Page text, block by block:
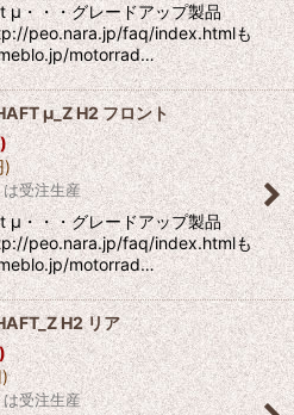
μ・・・グレードアップ製品
peo.nara.jp/faq/index.htmlも
motorrad…
μ_Z H2 フロント
)
受注生産
μ・・・グレードアップ製品
peo.nara.jp/faq/index.htmlも
motorrad…
H2 リア
)
受注生産